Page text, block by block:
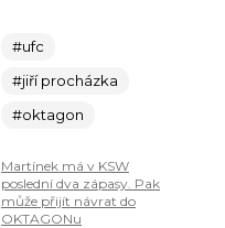
#ufc
#jiří procházka
#oktagon
Martínek má v KSW
poslední dva zápasy. Pak
může přijít návrat do
OKTAGONu